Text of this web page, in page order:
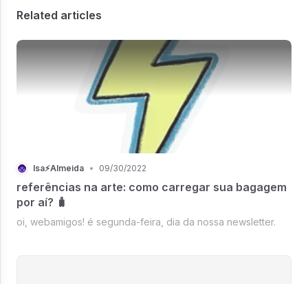
Related articles
Isa⚡Almeida • 09/30/2022
referências na arte: como carregar sua bagagem
por aí? 🧳
oi, webamigos! é segunda-feira, dia da nossa newsletter.